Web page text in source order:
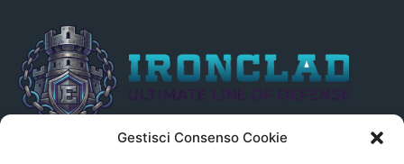
Gestisci Consenso Cookie